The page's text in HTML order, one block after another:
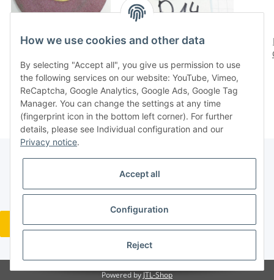
1 St. Schleifscheibe 300
6VYd Atlantic siehe Bild
76/7
28,80 €*
Gewinde-Grenzlehrdorn
siehe Bild unbenutzt wie
neu D14
30,96 €*
Revocation button
shipping fees
Powered byJTL-Shop
How we use cookies and other data
By selecting "Accept all", you give us permission to use
the following services on our website: YouTube, Vimeo,
ReCaptcha, Google Analytics, Google Ads, Google Tag
Manager. You can change the settings at any time
(fingerprint icon in the bottom left corner). For further
details, please see Individual configuration and our
Privacy notice.
Accept all
Configuration
Reject